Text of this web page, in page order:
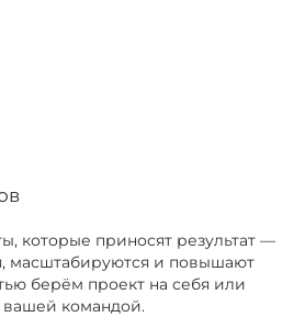
которые приносят результат —
масштабируются и повышают
берём проект на себя или
вашей командой.